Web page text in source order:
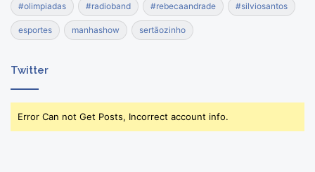
#olimpiadas #radioband #rebecaandrade #silviosantos
esportes manhashow sertãozinho
Twitter
Error Can not Get Posts, Incorrect account info.